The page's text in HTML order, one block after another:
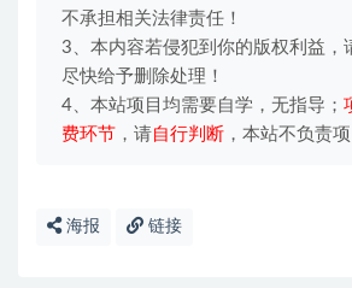
不承担相关法律责任！
3、本内容若侵犯到你的版权利益，
尽快给予删除处理！
4、本站项目均需要自学，无指导；
费环节 ，请自行判断 ，本站不负责
海报 链接